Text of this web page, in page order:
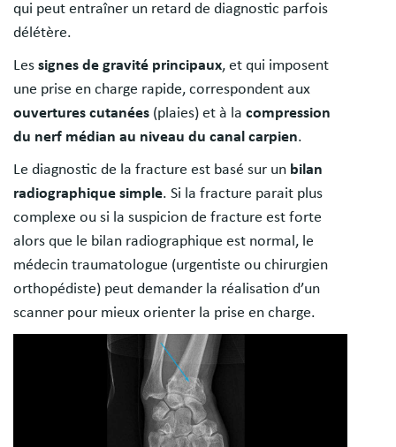
qui peut entraîner un retard de diagnostic parfois
délétère.
Les signes de gravité principaux, et qui imposent
une prise en charge rapide, correspondent aux
ouvertures cutanées (plaies) et à la compression
du nerf médian au niveau du canal carpien.
Le diagnostic de la fracture est basé sur un bilan
radiographique simple. Si la fracture parait plus
complexe ou si la suspicion de fracture est forte
alors que le bilan radiographique est normal, le
médecin traumatologue (urgentiste ou chirurgien
orthopédiste) peut demander la réalisation d’un
scanner pour mieux orienter la prise en charge.